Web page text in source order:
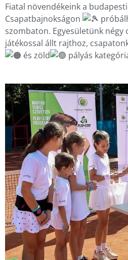
Fiatal növendékeink a
Csapatbajnokságon
szombaton. Egyesületünk négy
játékossal állt rajthoz,
és zöld
pályás